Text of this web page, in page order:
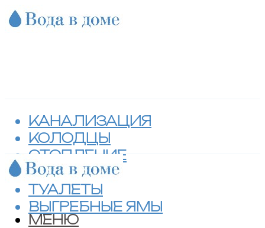
КАНАЛИЗАЦИЯ
КОЛОДЦЫ
ОТОПЛЕНИЕ
СЕПТИКИ
ТУАЛЕТЫ
ВЫГРЕБНЫЕ ЯМЫ
МЕНЮ